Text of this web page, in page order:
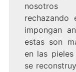
nosotros
impongan
estas son
en las
se